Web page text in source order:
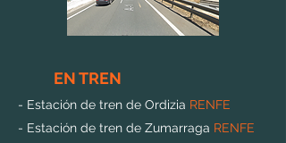
EN TREN
- Estación de tren de Ordizia RENFE
- Estación de tren de Zumarraga RENFE